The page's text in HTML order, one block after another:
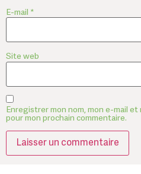
E-mail *
Site web
Enregistrer mon nom, mon e-mail
pour mon prochain commentaire.